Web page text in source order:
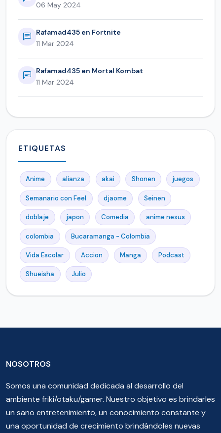
06 May 2024
Rafamad435 en Fortnite
11 Mar 2024
Rafamad435 en Mortal Kombat
11 Mar 2024
ETIQUETAS
Anime alianza akai Shonen juegos
Semanario con Feel djaome Seinen
doblaje japon Comedia anime nexus
colombia Bucaramanga - Colombia
Vida Escolar Accion Manga Podcast
Shueisha Julio
NOSOTROS
Somos una comunidad dedicada al desarrollo del
ambiente friki/otaku/gamer. Nuestro objetivo es brindarles
un sano entretenimiento, un conocimiento constante y
una oportunidad de crecimiento brindándoles nuevas